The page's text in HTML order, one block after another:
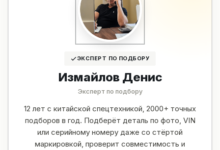
ЭКСПЕРТ ПО ПОДБОРУ
Измайлов Денис
Эксперт по подбору
12 лет с китайской спецтехникой, 2000+ точных
подборов в год. Подберёт деталь по фото, VIN
или серийному номеру даже со стёртой
маркировкой, проверит совместимость и